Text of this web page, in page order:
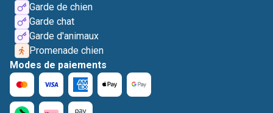
Garde de chien
Garde chat
Garde d'animaux
Promenade chien
Modes de paiements